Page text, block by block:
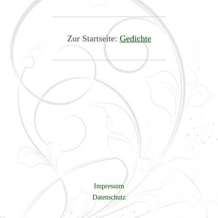
Zur Startseite: Gedichte
Impressum
Datenschutz